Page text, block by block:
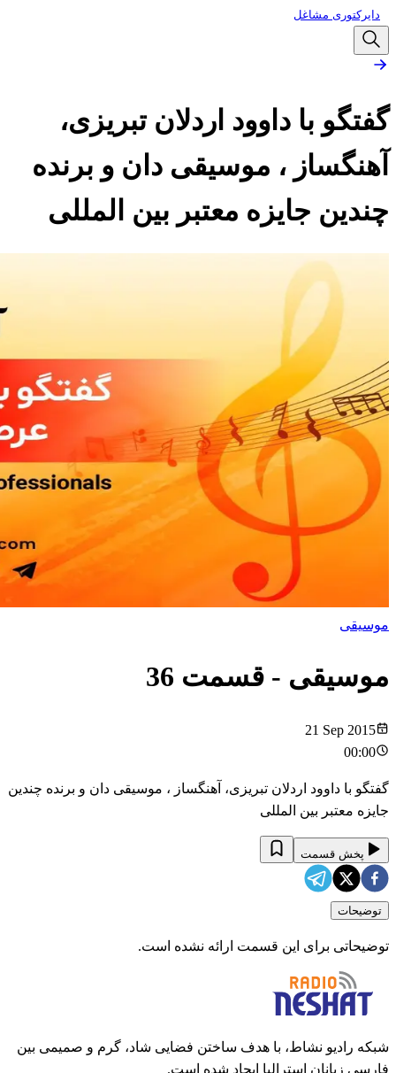
دایرکتوری مشاغل
گفتگو با داوود اردلان تبریزی،
آهنگساز ، موسیقی دان و برنده
چندین جایزه معتبر بین المللی
موسیقی
موسیقی - قسمت 36
21 Sep 2015
00:00
گفتگو با داوود اردلان تبریزی، آهنگساز ، موسیقی دان و برنده چندین
جایزه معتبر بین المللی
پخش قسمت
توضیحات
توضیحاتی برای این قسمت ارائه نشده است.
شبکه رادیو نشاط، با هدف ساختن فضایی شاد، گرم و صمیمی بین
فارسی زبانان استرالیا ایجاد شده است.